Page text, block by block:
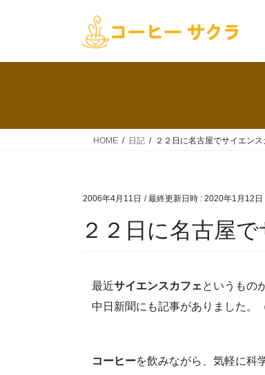
HOME 日記 ２２日に名古屋でサイエンス
2006年4月11日 / 最終更新日時 : 2020年1月12日
２２日に名古屋
最近サイエンスカフェというもの
中日新聞にも記事がありました。
コーヒーを飲みながら、気軽に科